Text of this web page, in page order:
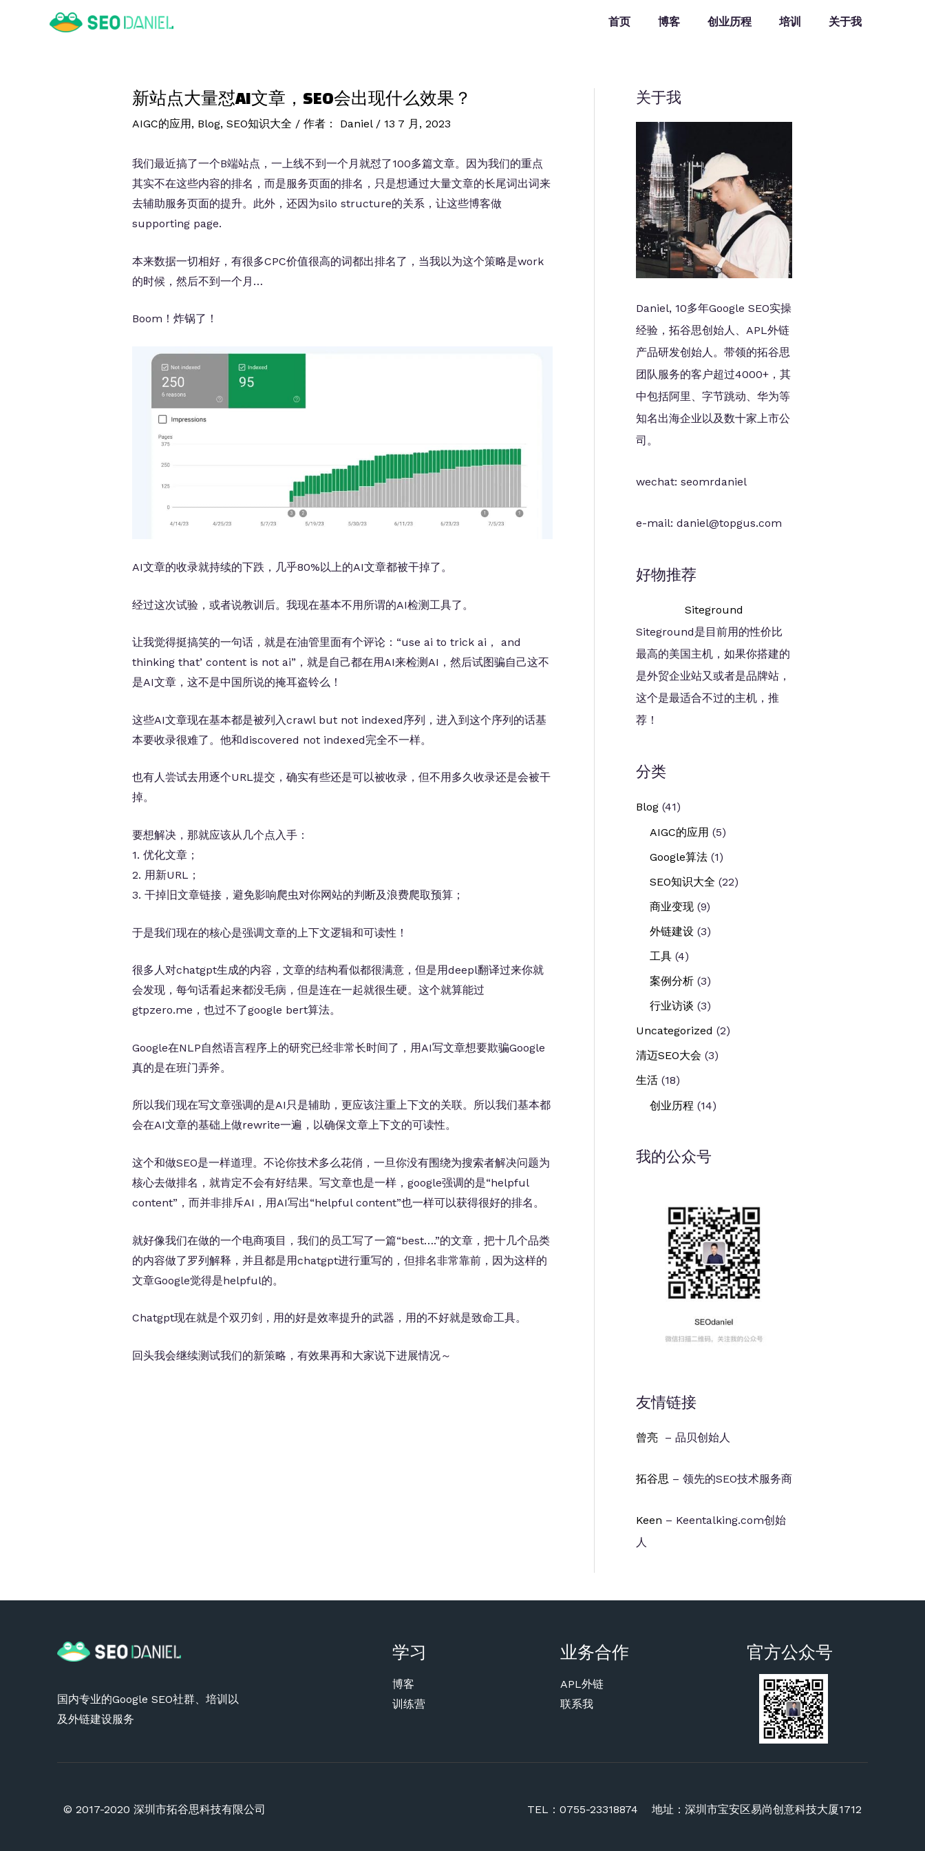
首页 博客 创业历程 培训 关于我
新站点大量怼AI文章，SEO会出现什么效果？
AIGC的应用, Blog, SEO知识大全 / 作者： Daniel / 13 7 月, 2023
我们最近搞了一个B端站点，一上线不到一个月就怼了100多篇文章。因为我们的重点
其实不在这些内容的排名，而是服务页面的排名，只是想通过大量文章的长尾词出词来
去辅助服务页面的提升。此外，还因为silo structure的关系，让这些博客做
supporting page.
本来数据一切相好，有很多CPC价值很高的词都出排名了，当我以为这个策略是work
的时候，然后不到一个月…
Boom！炸锅了！
AI文章的收录就持续的下跌，几乎80%以上的AI文章都被干掉了。
经过这次试验，或者说教训后。我现在基本不用所谓的AI检测工具了。
让我觉得挺搞笑的一句话，就是在油管里面有个评论：“use ai to trick ai， and
thinking that’ content is not ai”，就是自己都在用AI来检测AI，然后试图骗自己这不
是AI文章，这不是中国所说的掩耳盗铃么！
这些AI文章现在基本都是被列入crawl but not indexed序列，进入到这个序列的话基
本要收录很难了。他和discovered not indexed完全不一样。
也有人尝试去用逐个URL提交，确实有些还是可以被收录，但不用多久收录还是会被干
掉。
要想解决，那就应该从几个点入手：
1. 优化文章；
2. 用新URL；
3. 干掉旧文章链接，避免影响爬虫对你网站的判断及浪费爬取预算；
于是我们现在的核心是强调文章的上下文逻辑和可读性！
很多人对chatgpt生成的内容，文章的结构看似都很满意，但是用deepl翻译过来你就
会发现，每句话看起来都没毛病，但是连在一起就很生硬。这个就算能过
gtpzero.me，也过不了google bert算法。
Google在NLP自然语言程序上的研究已经非常长时间了，用AI写文章想要欺骗Google
真的是在班门弄斧。
所以我们现在写文章强调的是AI只是辅助，更应该注重上下文的关联。所以我们基本都
会在AI文章的基础上做rewrite一遍，以确保文章上下文的可读性。
这个和做SEO是一样道理。不论你技术多么花俏，一旦你没有围绕为搜索者解决问题为
核心去做排名，就肯定不会有好结果。写文章也是一样，google强调的是“helpful
content”，而并非排斥AI，用AI写出“helpful content”也一样可以获得很好的排名。
就好像我们在做的一个电商项目，我们的员工写了一篇“best….”的文章，把十几个品类
的内容做了罗列解释，并且都是用chatgpt进行重写的，但排名非常靠前，因为这样的
文章Google觉得是helpful的。
Chatgpt现在就是个双刃剑，用的好是效率提升的武器，用的不好就是致命工具。
回头我会继续测试我们的新策略，有效果再和大家说下进展情况～
关于我
Daniel, 10多年Google SEO实操
经验，拓谷思创始人、APL外链
产品研发创始人。带领的拓谷思
团队服务的客户超过4000+，其
中包括阿里、字节跳动、华为等
知名出海企业以及数十家上市公
司。
wechat: seomrdaniel
e-mail: daniel@topgus.com
好物推荐
Siteground
Siteground是目前用的性价比
最高的美国主机，如果你搭建的
是外贸企业站又或者是品牌站，
这个是最适合不过的主机，推
荐！
分类
Blog (41)
AIGC的应用 (5)
Google算法 (1)
SEO知识大全 (22)
商业变现 (9)
外链建设 (3)
工具 (4)
案例分析 (3)
行业访谈 (3)
Uncategorized (2)
清迈SEO大会 (3)
生活 (18)
创业历程 (14)
我的公众号
友情链接
曾亮 – 品贝创始人
拓谷思 – 领先的SEO技术服务商
Keen – Keentalking.com创始
人
国内专业的Google SEO社群、培训以
及外链建设服务
学习
博客
训练营
业务合作
APL外链
联系我
官方公众号
© 2017-2020 深圳市拓谷思科技有限公司 TEL：0755-23318874 地址：深圳市宝安区易尚创意科技大厦1712